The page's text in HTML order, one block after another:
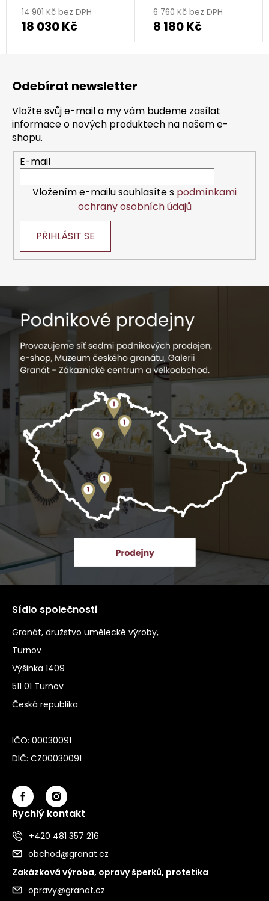
14 901 Kč bez DPH
18 030 Kč
6 760 Kč bez DPH
8 180 Kč
Odebírat newsletter
Vložte svůj e-mail a my vám budeme zasílat
informace o nových produktech na našem e-
shopu.
E-mail
Vložením e-mailu souhlasíte s podmínkami
ochrany osobních údajů
PŘIHLÁSIT SE
Sídlo společnosti
Granát, družstvo umělecké výroby,
Turnov
Výšinka 1409
511 01 Turnov
Česká republika
IČO: 00030091
DIČ: CZ00030091
Rychlý kontakt
+420 481 357 216
obchod@granat.cz
Zakázková výroba, opravy šperků, protetika
opravy@granat.cz